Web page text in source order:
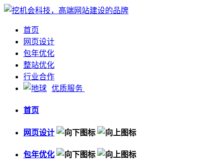
首页
网页设计
包年优化
整站优化
行业合作
优质服务
首页
网页设计
包年优化